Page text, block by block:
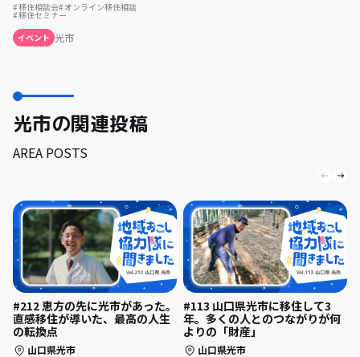
移住相談会 オンライン移住相談
移住セミナー
イベント 光市
光市の関連投稿
AREA POSTS
#212 恵方の先に光市があった。
直感移住が導いた、最高の人生
の転換点
山口県光市
#113 山口県光市に移住して3
年。多くの人とのつながりが何
よりの「財産」
山口県光市